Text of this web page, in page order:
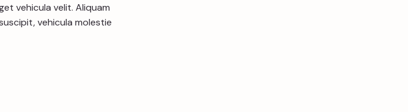
vehicula velit. Aliquam
vehicula molestie